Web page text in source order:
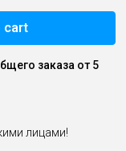
cart
заказа от 5
лицами!